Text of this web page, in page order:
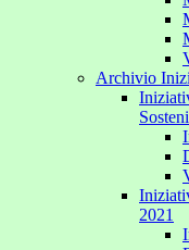
Archivio
2021